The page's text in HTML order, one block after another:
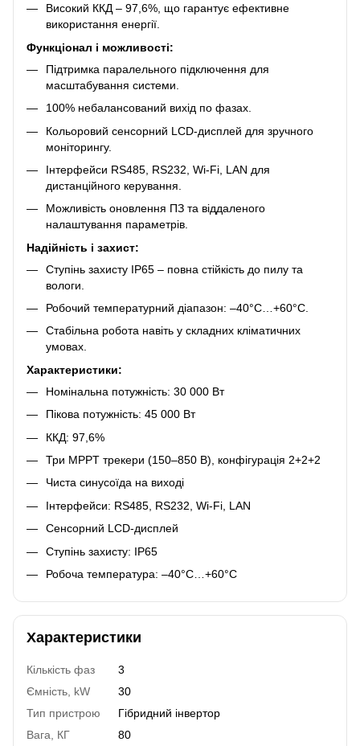
Високий ККД – 97,6%, що гарантує ефективне
використання енергії.
Функціонал і можливості:
Підтримка паралельного підключення для
масштабування системи.
100% небалансований вихід по фазах.
Кольоровий сенсорний LCD-дисплей для зручного
моніторингу.
Інтерфейси RS485, RS232, Wi-Fi, LAN для
дистанційного керування.
Можливість оновлення ПЗ та віддаленого
налаштування параметрів.
Надійність і захист:
Ступінь захисту IP65 – повна стійкість до пилу та
вологи.
Робочий температурний діапазон: –40°C…+60°C.
Стабільна робота навіть у складних кліматичних
умовах.
Характеристики:
Номінальна потужність: 30 000 Вт
Пікова потужність: 45 000 Вт
ККД: 97,6%
Три MPPT трекери (150–850 В), конфігурація 2+2+2
Чиста синусоїда на виході
Інтерфейси: RS485, RS232, Wi-Fi, LAN
Сенсорний LCD-дисплей
Ступінь захисту: IP65
Робоча температура: –40°C…+60°C
Характеристики
Кількість фаз
3
Ємність, kW
30
Тип пристрою
Гібридний інвертор
Вага, КГ
80